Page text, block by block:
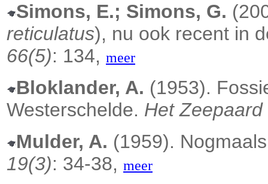
Simons, E.; Simons, G.
reticulatus), nu ook recent in
66(5): 134, meer
Bloklander, A. (1953).
Westerschelde. Het
Mulder, A. (1959).
19(3): 34-38, meer